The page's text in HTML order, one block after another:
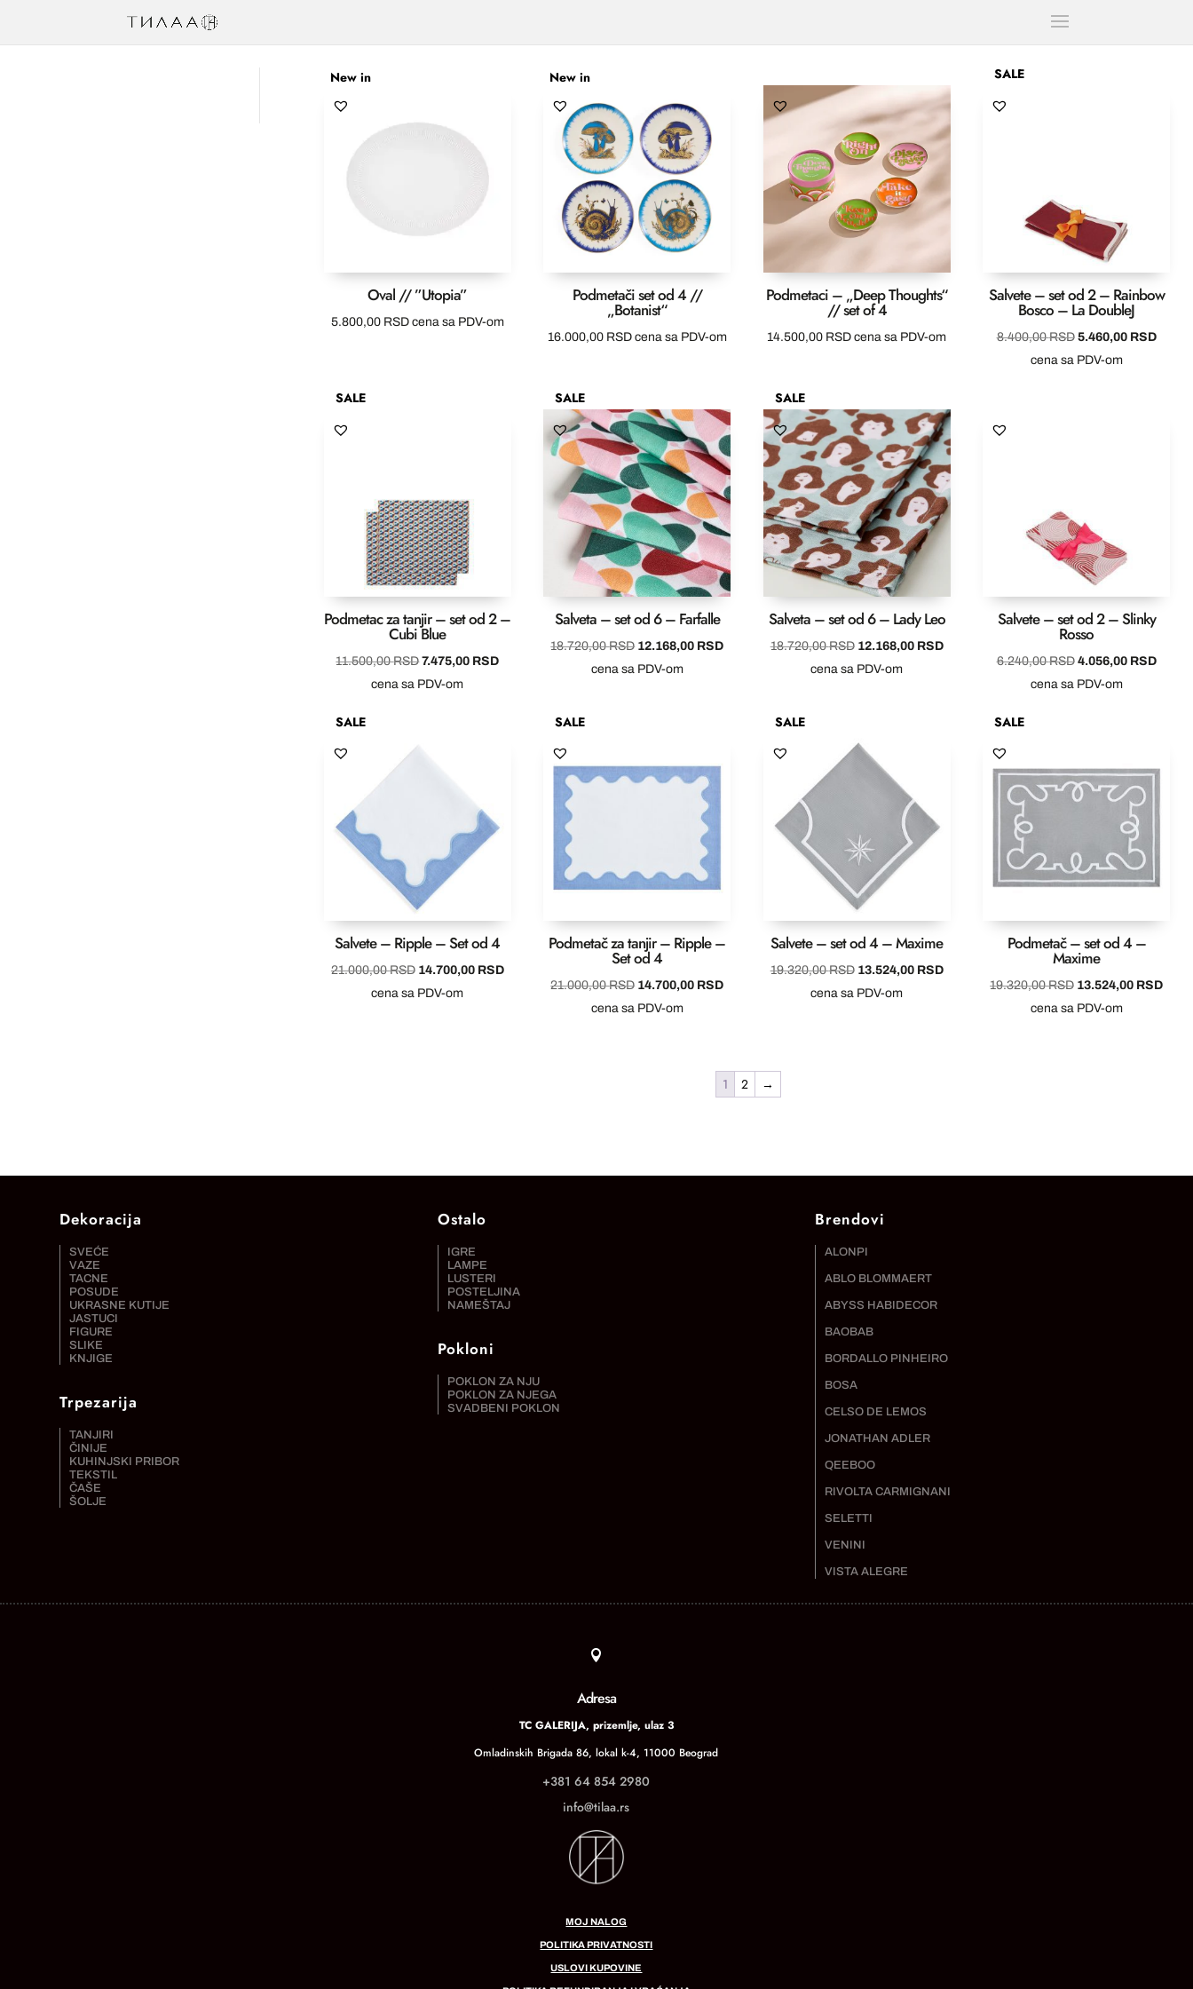
New in
Oval // ”Utopia”
5.800,00 RSD cena sa PDV-om
New in
Podmetači set od 4 //
„Botanist“
16.000,00 RSD cena sa PDV-om
Podmetaci – „Deep Thoughts“
// set of 4
14.500,00 RSD cena sa PDV-om
SALE
Salvete – set od 2 – Rainbow
Bosco – La DoubleJ
8.400,00RSD Originalna
cena
5.460,00 RSD
cena sa PDV-om
SALE
Podmetac za tanjir – set od 2 –
Cubi Blue
11.500,00RSDOriginalna
cena
7.475,00 RSDTrenutna
7.475,00 RSD.
cena sa PDV-om
SALE
Salveta – set od 6 – Farfalle
18.720,00RSD Originalna
cena
12.168,00 RSDTrenutna
cena sa PDV-om
SALE
Salveta – set od 6 – Lady Leo
18.720,00RSD Originalna
cena
12.168,00 RSDTrenutna
cena sa PDV-om
Salvete – set od 2 – Slinky
Rosso
6.240,00RSD Originalna
cena
4.056,00 RSD
cena sa PDV-om
SALE
Salvete – Ripple – Set od 4
21.000,00RSD Originalna
cena
14.700,00 RSDTrenutna
cena sa PDV-om
SALE
Podmetač za tanjir – Ripple –
Set od 4
21.000,00RSD Originalna
cena
21.000,00 RSD.
14.700,00 RSDTrenutna
cena sa PDV-om
SALE
Salvete – set od 4 – Maxime
19.320,00RSD Originalna
cena
13.524,00 RSDTrenutna
cena sa PDV-om
SALE
Podmetač – set od 4 –
Maxime
19.320,00RSD Originalna
cena
13.524,00 RSD
cena sa PDV-om
1 2 →
Dekoracija
SVEĆE
VAZE
TACNE
POSUDE
UKRASNE KUTIJE
JASTUCI
FIGURE
SLIKE
KNJIGE
Trpezarija
TANJIRI
ČINIJE
KUHINJSKI PRIBOR
TEKSTIL
ČAŠE
ŠOLJE
Ostalo
IGRE
LAMPE
LUSTERI
POSTELJINA
NAMEŠTAJ
Pokloni
POKLON ZA NJU
POKLON ZA NJEGA
SVADBENI POKLON
Brendovi
ALONPI
ABLO BLOMMAERT
ABYSS HABIDECOR
BAOBAB
BORDALLO PINHEIRO
BOSA
CELSO DE LEMOS
JONATHAN ADLER
QEEBOO
RIVOLTA CARMIGNANI
SELETTI
VENINI
VISTA ALEGRE

Adresa
TC GALERIJA, prizemlje, ulaz 3
Omladinskih Brigada 86, lokal k-4, 11000 Beograd
+381 64 854 2980
info@tilaa.rs
MOJ NALOG
POLITIKA PRIVATNOSTI
USLOVI KUPOVINE